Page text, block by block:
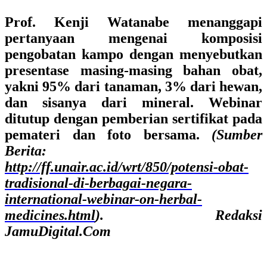
Prof. Kenji Watanabe menanggapi
pertanyaan mengenai komposisi
pengobatan kampo dengan menyebutkan
presentase masing-masing bahan obat,
yakni 95% dari tanaman, 3% dari hewan,
dan sisanya dari mineral. Webinar
ditutup dengan pemberian sertifikat pada
pemateri dan foto bersama. (Sumber
Berita:
http://ff.unair.ac.id/wrt/850/potensi-obat-
tradisional-di-berbagai-negara-
international-webinar-on-herbal-
medicines.html). Redaksi
JamuDigital.Com